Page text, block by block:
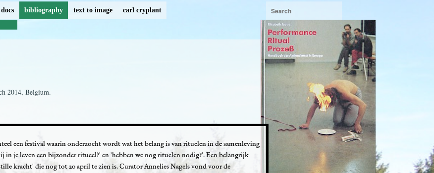
docs bibliography text to image
carl cryplant
2014, Belgium.
een festival waarin onderzocht wordt wat het belang is van rituelen in de samenleving
in je leven een bijzonder ritueel?' en 'hebben we nog rituelen nodig?'. Een belangrijk
kracht' die nog tot 20 april te zien is. Curator Annelies Nagels vond voor de